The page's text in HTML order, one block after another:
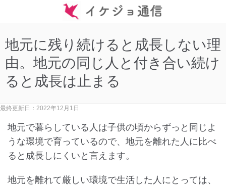
地元に残り続けると成長しない理
由。地元の同じ人と付き合い続け
ると成長は止まる
最終更新日：2022年12月1日
地元で暮らしている人は子供の頃からずっと同じよ
うな環境で育っているので、地元を離れた人に比べ
ると成長しにくいと言えます。
地元を離れて厳しい環境で生活した人にとっては、